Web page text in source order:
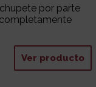
por parte
Ver producto